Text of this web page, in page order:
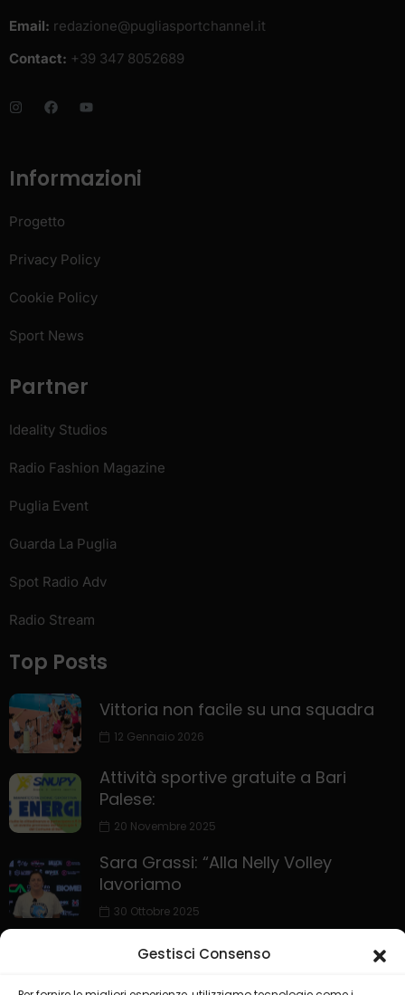
Gestisci Consenso
Email: redazione@pugliasportchannel.it
Contact: +39 347 8052689
Informazioni
Progetto
Privacy Policy
Cookie Policy
Sport News
Partner
Ideality Studios
Radio Fashion Magazine
Puglia Event
Guarda La Puglia
Spot Radio Adv
Radio Stream
Top Posts
Vittoria non facile su una squadra
12 Gennaio 2026
Attività sportive gratuite a Bari
Palese:
20 Novembre 2025
Sara Grassi: “Alla Nelly Volley
lavoriamo
30 Ottobre 2025